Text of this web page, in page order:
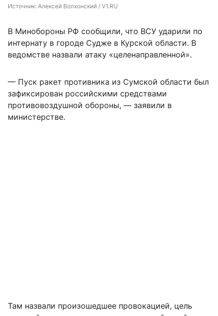
Источник: Алексей Волхонский / V1.RU
В Минобороны РФ сообщили, что ВСУ ударили по
интернату в городе Судже в Курской области. В
ведомстве назвали атаку «целенаправленной».
— Пуск ракет противника из Сумской области был
зафиксирован российскими средствами
противовоздушной обороны, — заявили в
министерстве.
Там назвали произошедшее провокацией, цель